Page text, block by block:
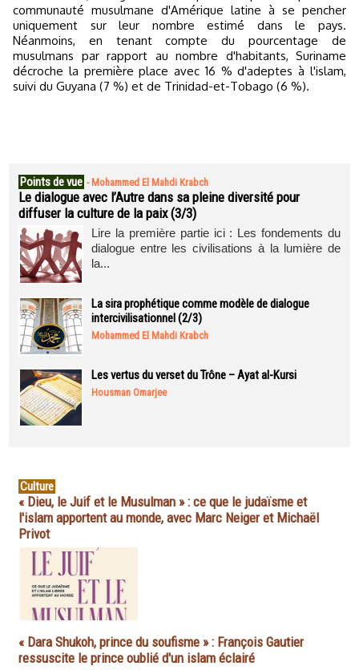
communauté musulmane d'Amérique latine à se pencher
uniquement sur leur nombre estimé dans le pays.
Néanmoins, en tenant compte du pourcentage de
musulmans par rapport au nombre d'habitants, Suriname
décroche la première place avec 16 % d'adeptes à l'islam,
suivi du Guyana (7 %) et de Trinidad-et-Tobago (6 %).
Points de vue - Mohammed El Mahdi Krabch
Le dialogue avec l’Autre dans sa pleine diversité pour
diffuser la culture de la paix (3/3)
Lire la première partie ici : Les fondements du
dialogue entre les civilisations à la lumière de
la...
La sira prophétique comme modèle de dialogue
intercivilisationnel (2/3)
Mohammed El Mahdi Krabch
Les vertus du verset du Trône – Ayat al-Kursi
Housman Omarjee
Culture
« Dieu, le Juif et le Musulman » : ce que le judaïsme et
l'islam apportent au monde, avec Marc Neiger et Michaël
Privot
« Dara Shukoh, prince du soufisme » : François Gautier
ressuscite le prince oublié d'un islam éclairé